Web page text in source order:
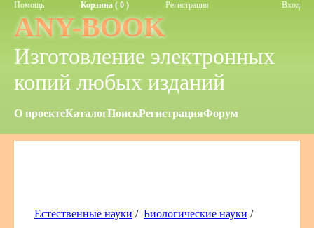
Помощь Корзина ( 0 ) Регистрация Вход
ANY-BOOK
Изготовление электронных
копий любых изданий
О проектеКаталогПоискРегистрацияФорум
Естественные науки / Биологические науки /